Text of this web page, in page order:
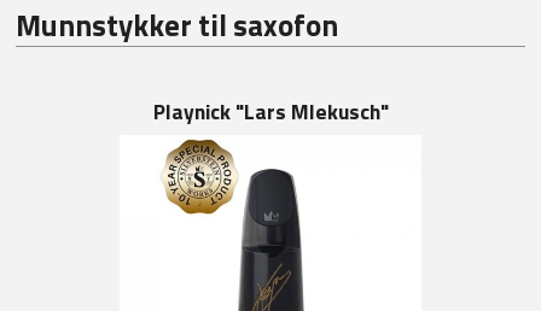
Munnstykker til saxofon
Playnick "Lars Mlekusch"